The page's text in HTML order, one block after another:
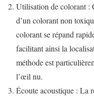
Utilisation de colorant :
d’un colorant non
colorant se répand
facilitant ainsi la
méthode est
l’œil nu.
Écoute acoustique : La